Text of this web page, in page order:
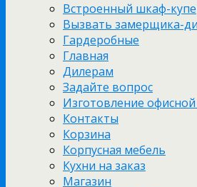
Встроенный шкаф-купе
Вызвать замерщика-
Гардеробные
Главная
Дилерам
Задайте вопрос
Изготовление
Контакты
Корзина
Корпусная мебель
Кухни на заказ
Магазин